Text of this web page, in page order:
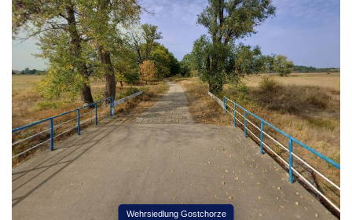
Wehrsiedlung Gostchorze